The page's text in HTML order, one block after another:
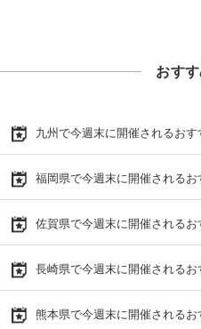
おす
九州で今週末に開催されるお
福岡県で今週末に開催される
佐賀県で今週末に開催される
長崎県で今週末に開催される
熊本県で今週末に開催される